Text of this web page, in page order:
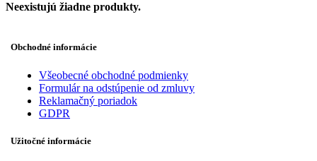
Neexistujú žiadne produkty.
Obchodné informácie
Všeobecné obchodné podmienky
Formulár na odstúpenie od zmluvy
Reklamačný poriadok
GDPR
Užitočné informácie